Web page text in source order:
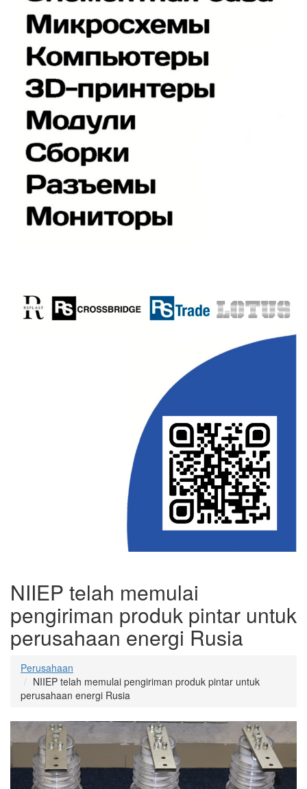
NIIEP telah memulai
pengiriman produk pintar untuk
perusahaan energi Rusia
Perusahaan
NIIEP telah memulai pengiriman produk pintar untuk
perusahaan energi Rusia